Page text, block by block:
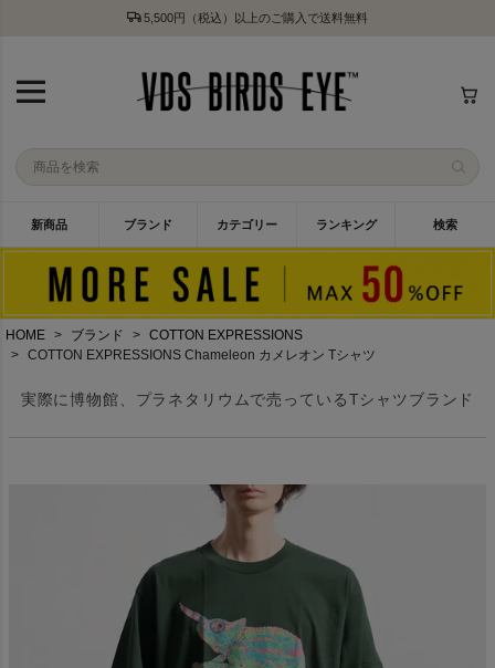
5,500円（税込）以上のご購入で送料無料
新商品 ブランド カテゴリー ランキング 検索
HOME ブランド
COTTON EXPRESSIONS
COTTON EXPRESSIONS Chameleon カメレオン Tシャツ
実際に博物館、プラネタリウムで売っているTシャツブランド